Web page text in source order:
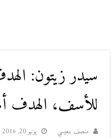
سيدر زيتون:
للأسف، الهدف
منصف بنعيسي يونيو 20, 2016